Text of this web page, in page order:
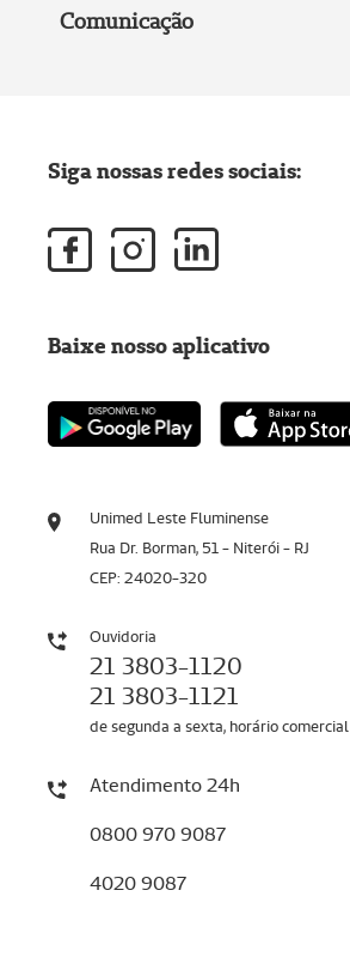
Comunicação
Unimed Leste Fluminense
Rua Dr. Borman, 51 - Niterói - RJ
CEP: 24020-320
Ouvidoria
21 3803-1120
21 3803-1121
de segunda a sexta, horário comercial
Atendimento 24h
0800 970 9087
4020 9087
Siga nossas redes sociais:
Baixe nosso aplicativo